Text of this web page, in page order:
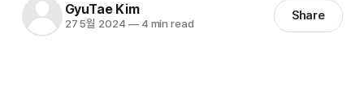
GyuTae Kim
27 5월 2024 —4 min read
Share